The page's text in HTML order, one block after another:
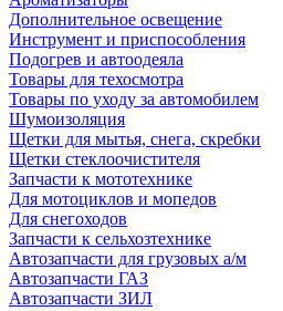
Дополнительное освещение
Инструмент и приспособления
Подогрев и автоодеяла
Товары для техосмотра
Товары по уходу за автомобилем
Шумоизоляция
Щетки для мытья, снега, скребки
Щетки стеклоочистителя
Запчасти к мототехнике
Для мотоциклов и мопедов
Для снегоходов
Запчасти к сельхозтехнике
Автозапчасти для грузовых а/м
Автозапчасти ГАЗ
Автозапчасти ЗИЛ